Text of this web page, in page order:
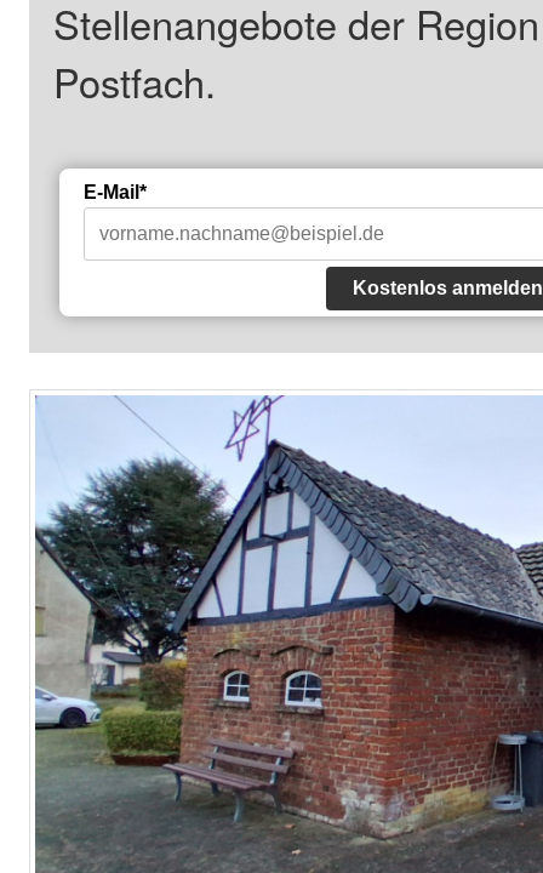
Stellenangebote der
Postfach.
E-Mail*
Kostenlos anmelden